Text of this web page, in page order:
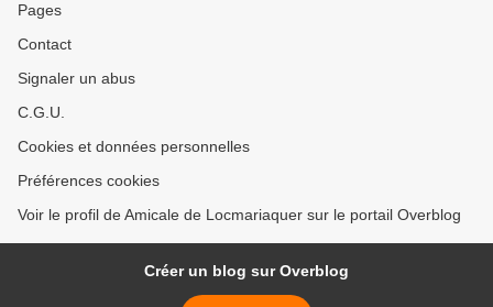
Pages
Contact
Signaler un abus
C.G.U.
Cookies et données personnelles
Préférences cookies
Voir le profil de Amicale de Locmariaquer sur le portail Overblog
Créer un blog sur Overblog